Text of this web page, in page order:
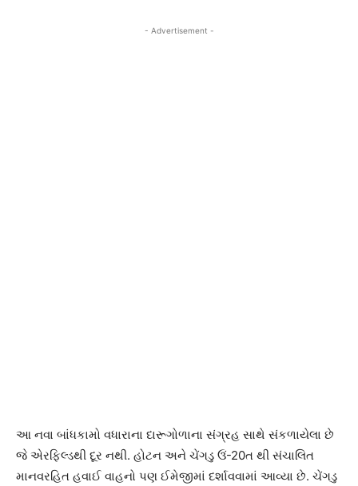
- Advertisement -
આ નવા બાંધકામો વધારાના દારૂગોળાના સંગ્રહ સાથે સંકળાયેલા છે
જે એરફિલ્ડથી દૂર નથી. હોટન અને ચેંગડુ ઉં-20ત થી સંચાલિત
માનવરહિત હવાઈ વાહનો પણ ઈમેજીમાં દર્શાવવામાં આવ્યા છે. ચેંગડુ